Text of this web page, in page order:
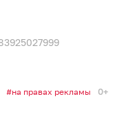
на правах рекламы 0+